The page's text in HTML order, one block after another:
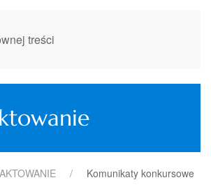
treści
Komunikaty konkursowe